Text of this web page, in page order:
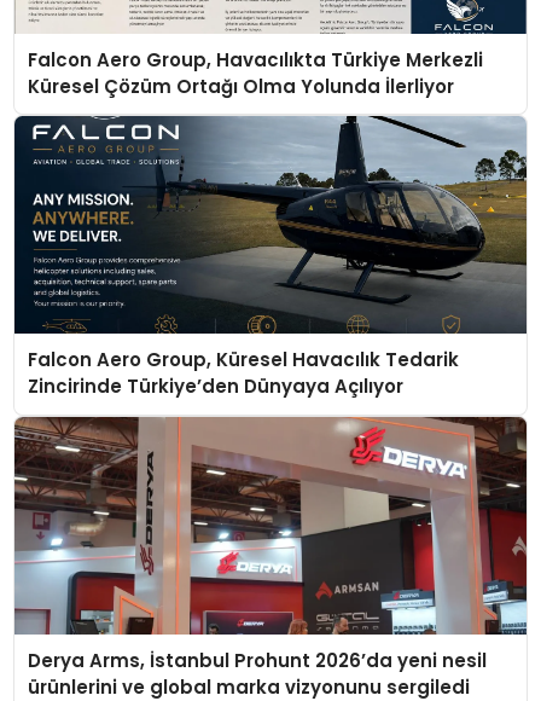
Falcon Aero Group, Havacılıkta Türkiye Merkezli
Küresel Çözüm Ortağı Olma Yolunda İlerliyor
Falcon Aero Group, Küresel Havacılık Tedarik
Zincirinde Türkiye’den Dünyaya Açılıyor
Derya Arms, İstanbul Prohunt 2026’da yeni nesil
ürünlerini ve global marka vizyonunu sergiledi